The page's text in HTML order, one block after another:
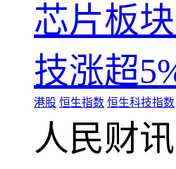
芯片板
技涨超
港股 恒生指数 恒生科技指数
人民财讯